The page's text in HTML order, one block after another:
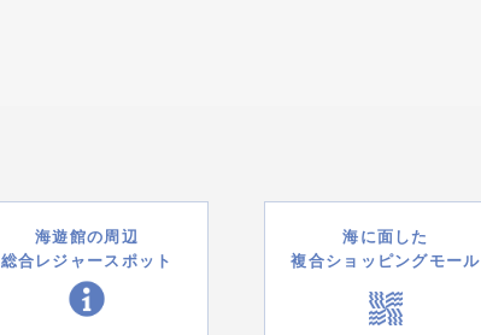
海遊館の周辺
総合レジャースポット
海に面した
複合ショッピングモール